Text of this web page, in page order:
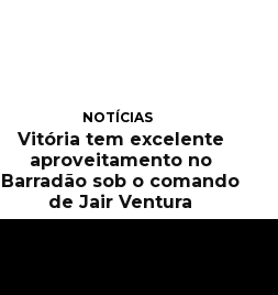
NOTÍCIAS
Vitória tem excelente
aproveitamento no
Barradão sob o comando
de Jair Ventura